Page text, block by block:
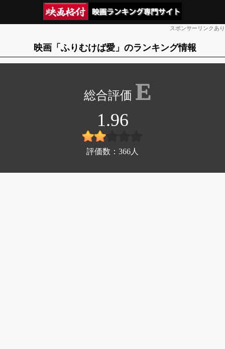
スポンサーリンクあり
映画「ふりむけば愛」のランキング情報
E
1.96
評価数： 366 人